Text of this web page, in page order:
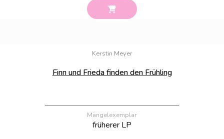
Kerstin Meyer
Finn und Frieda finden den Frühling
Mängelexemplar
früherer LP